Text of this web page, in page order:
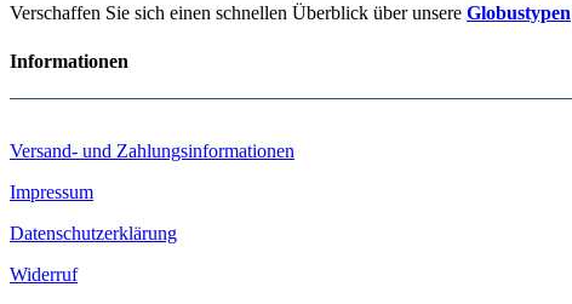
Verschaffen Sie sich einen schnellen Überblick über unsere Globustypen
Informationen
Versand- und Zahlungsinformationen
Impressum
Datenschutzerklärung
Widerruf